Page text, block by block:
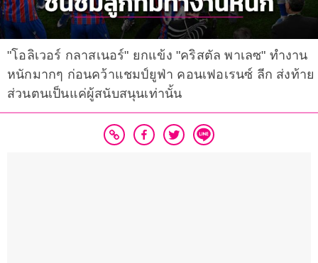
"โอลิเวอร์ กลาสเนอร์" ยกแข้ง "คริสตัล พาเลซ" ทำงาน
หนักมากๆ ก่อนคว้าแชมป์ยูฟ่า คอนเฟอเรนซ์ ลีก ส่งท้าย
ส่วนตนเป็นแค่ผู้สนับสนุนเท่านั้น